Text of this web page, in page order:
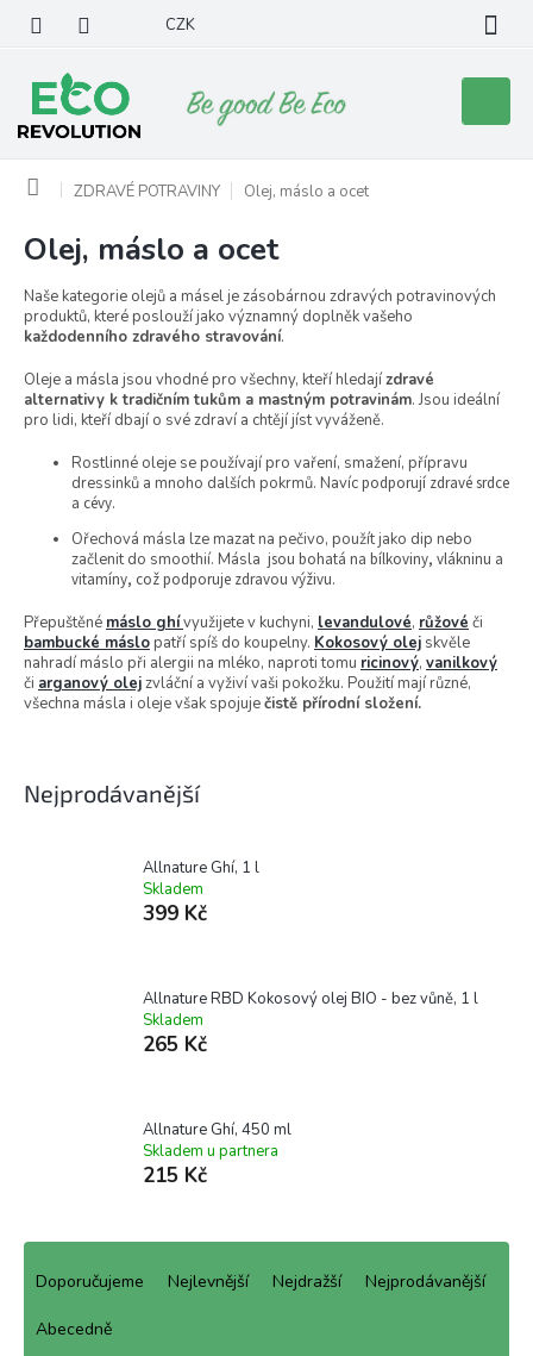
obsah
CZK
košík
Domů ZDRAVÉ POTRAVINY Olej, máslo a ocet
Olej, máslo a ocet
Naše kategorie olejů a másel je zásobárnou zdravých potravinových
produktů, které poslouží jako významný doplněk vašeho
každodenního zdravého stravování.
Oleje a másla jsou vhodné pro všechny, kteří hledajízdravé
alternativy k tradičním tukům a mastným potravinám. Jsou ideální
pro lidi, kteří dbají o své zdraví a chtějí jíst vyváženě.
Rostlinné oleje se používají pro vaření, smažení, přípravu
dressinků a mnoho dalších pokrmů. Navícpodporují zdravé srdce
a cévy.
Ořechová másla lze mazat na pečivo, použít jako dip nebo
začlenit do smoothií. Másla jsou bohatá na bílkoviny, vlákninu a
vitamíny, což podporuje zdravou výživu.
Přepuštěné máslo ghívyužijete v kuchyni, levandulové, růžové či
bambucké máslo patří spíš do koupelny. Kokosový olej skvěle
nahradí máslo při alergii na mléko, naproti tomu ricinový, vanilkový
či arganový olejzvláční a vyživí vaši pokožku. Použití mají různé,
všechna másla i oleje však spojuječistě přírodní složení.
Nejprodávanější
Allnature Ghí, 1 l
Skladem
399 Kč
Allnature RBD Kokosový olej BIO - bez vůně, 1 l
Skladem
265 Kč
Allnature Ghí, 450 ml
Skladem u partnera
215 Kč
Ř
Doporučujeme Nejlevnější Nejdražší Nejprodávanější
Abecedně